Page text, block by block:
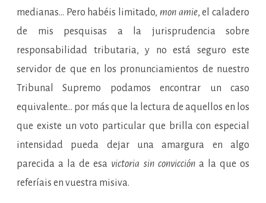
medianas… Pero habéis limitado, mon amie, el caladero
de mis pesquisas a la jurisprudencia sobre
responsabilidad tributaria, y no está seguro este
servidor de que en los pronunciamientos de nuestro
Tribunal Supremo podamos encontrar un caso
equivalente… por más que la lectura de aquellos en los
que existe un voto particular que brilla con especial
intensidad pueda dejar una amargura en algo
parecida a la de esa victoria sin conviccióna la que os
referíais en vuestra misiva.